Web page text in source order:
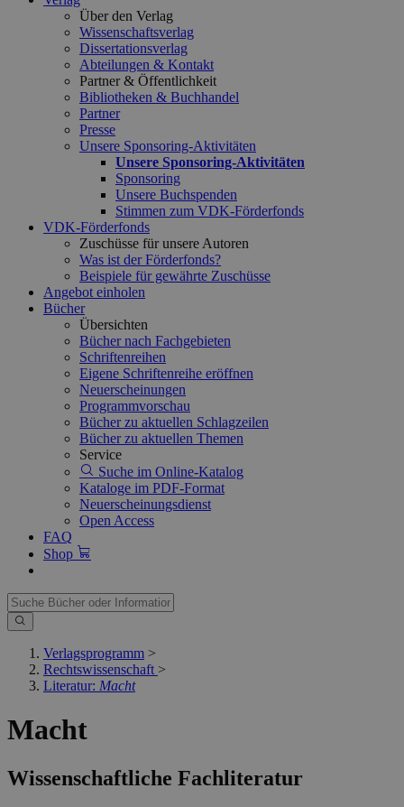
Über den Verlag
Wissenschaftsverlag
Dissertationsverlag
Abteilungen & Kontakt
Partner & Öffentlichkeit
Bibliotheken & Buchhandel
Partner
Presse
Unsere Sponsoring-Aktivitäten
Unsere Sponsoring-Aktivitäten
Sponsoring
Unsere Buchspenden
Stimmen zum VDK-Förderfonds
VDK-Förderfonds
Zuschüsse für unsere Autoren
Was ist der Förderfonds?
Beispiele für gewährte Zuschüsse
Angebot einholen
Bücher
Übersichten
Bücher nach Fachgebieten
Schriftenreihen
Eigene Schriftenreihe eröffnen
Neuerscheinungen
Programmvorschau
Bücher zu aktuellen Schlagzeilen
Bücher zu aktuellen Themen
Service
Suche im Online-Katalog
Kataloge im PDF-Format
Neuerscheinungsdienst
Open Access
FAQ
Shop
Verlagsprogramm >
Rechtswissenschaft >
Literatur: Macht
Macht
Wissenschaftliche Fachliteratur